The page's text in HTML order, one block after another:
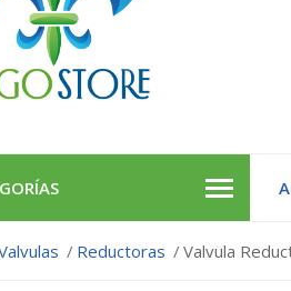
Reductoras Valvula